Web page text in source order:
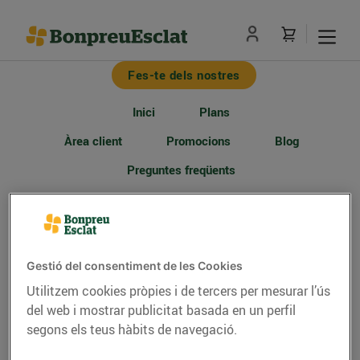
Fes-te dels nostres
Inici
Plans
Àrea client
Promocions
Blog
Preguntes freqüents
Per a reclamacions relacionades amb el
us podeu adreçar a qualsevol dels canals
d'atenció indicats en aqueta web:
clientenergia@bonpreu.cat o al telèfon 900 500
005.
Gestió del consentiment de les Cookies
Utilitzem cookies pròpies i de tercers per mesurar l’ús
del web i mostrar publicitat basada en un perfil
segons els teus hàbits de navegació.